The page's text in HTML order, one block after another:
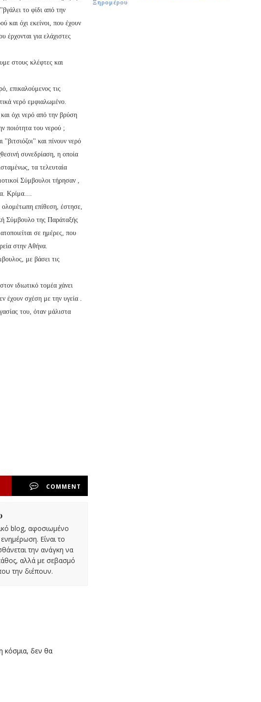
το φίδι από την
και όχι εκείνοι, που έχουν
έρχονται για ελάχιστες
στους κλέφτες και
επικαλούμενος τις
νερό εμφιαλωμένο.
όχι νερό από την βρύση
ποιότητα του νερού ;
και πίνουν νερό
συνεδρίαση, η οποία
τα τελευταία
Σύμβουλοι τήρησαν ,
Κρίμα....
επίθεση, έστησε,
Σύμβουλο της Παράταξής
σε ημέρες, που
στην Αθήνα.
με βάσει τις
ιδιωτικό τομέα χάνει
έχουν σχέση με την υγεία .
του, όταν μάλιστα
COMMENT
blog, αφοσιωμένο
Είναι το
την ανάγκη να
αλλά με σεβασμό
την διέπουν.
κόσμια, δεν θα
Ξηρομέρου